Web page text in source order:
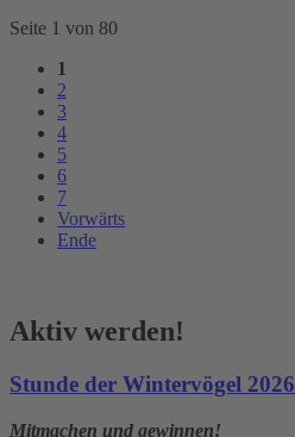
Seite 1 von 80
1
2
3
4
5
6
7
Vorwärts
Ende
Aktiv werden!
Stunde der Wintervögel 2026
Mitmachen und gewinnen!